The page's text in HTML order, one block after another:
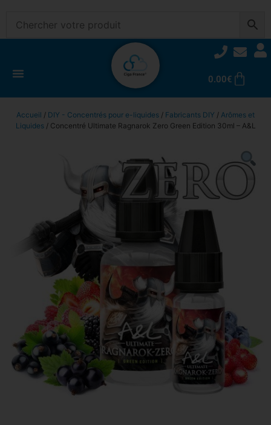
0.00€
Accueil / DIY - Concentrés pour e-liquides / Fabricants DIY / Arômes et
Liquides/ Concentré Ultimate Ragnarok Zero Green Edition 30ml – A&L